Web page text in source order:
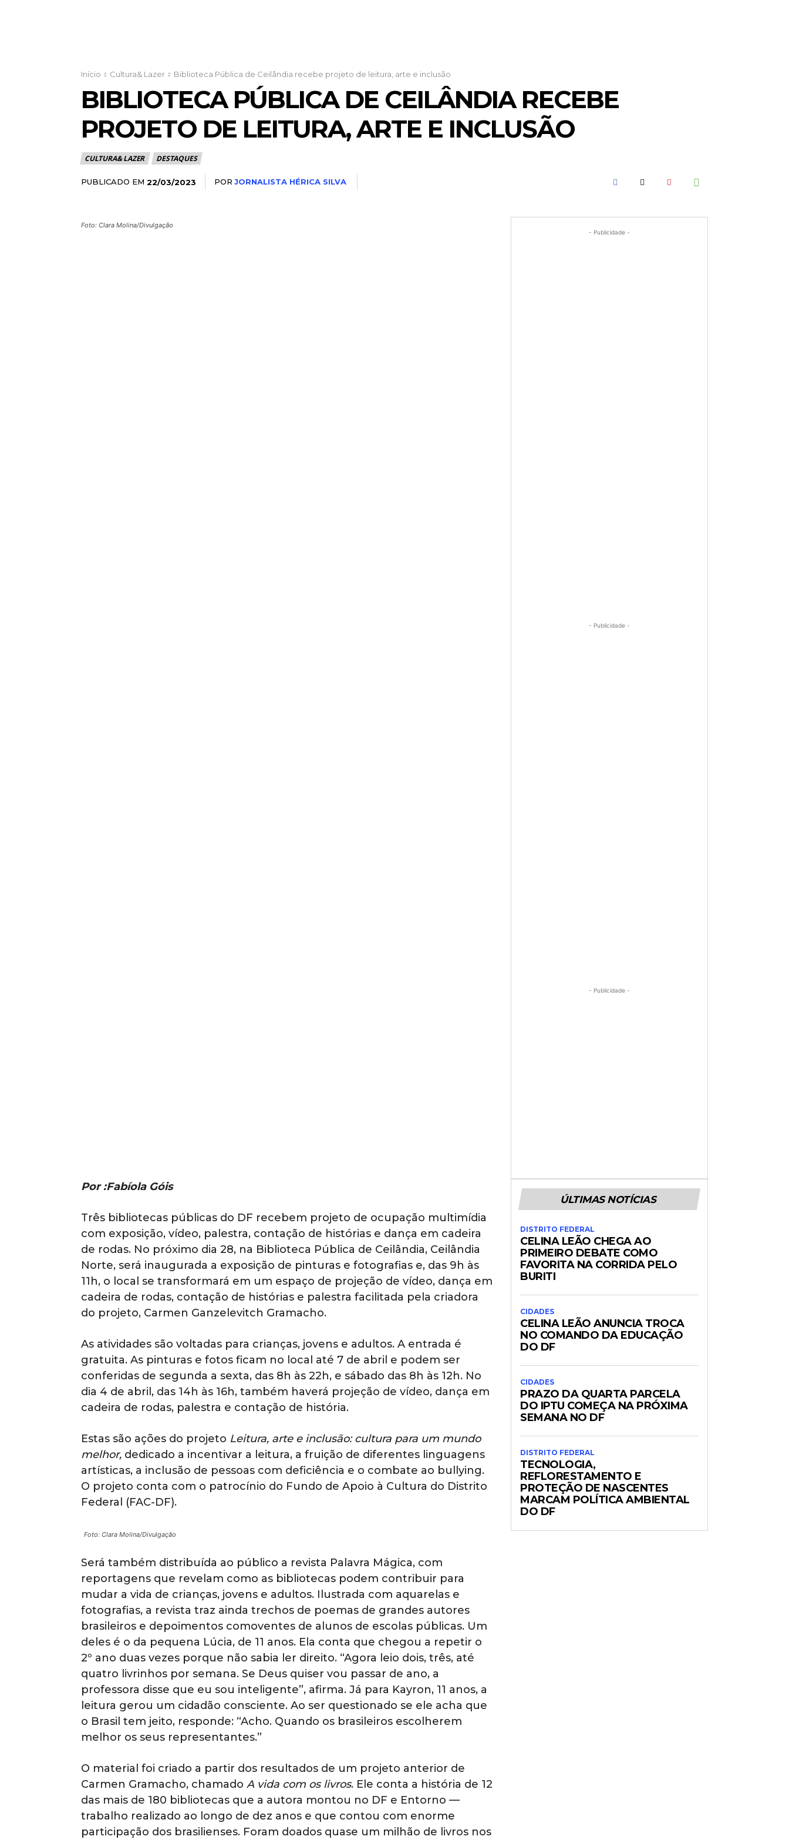
Início Cultura& Lazer Biblioteca Pública de Ceilândia recebe projeto de leitura, arte e inclusão
BIBLIOTECA PÚBLICA DE CEILÂNDIA RECEBE
PROJETO DE LEITURA, ARTE E INCLUSÃO
CULTURA& LAZER DESTAQUES
PUBLICADO EM 22/03/2023 POR JORNALISTA HÉRICA SILVA
Foto: Clara Molina/Divulgação
- Publicidade -
- Publicidade -
- Publicidade -
Por :Fabíola Góis
Três bibliotecas públicas do DF recebem projeto de ocupação multimídia
com exposição, vídeo, palestra, contação de histórias e dança em cadeira
de rodas. No próximo dia 28, na Biblioteca Pública de Ceilândia, Ceilândia
Norte, será inaugurada a exposição de pinturas e fotografias e, das 9h às
11h, o local se transformará em um espaço de projeção de vídeo, dança em
cadeira de rodas, contação de histórias e palestra facilitada pela criadora
do projeto, Carmen Ganzelevitch Gramacho.
As atividades são voltadas para crianças, jovens e adultos. A entrada é
gratuita. As pinturas e fotos ficam no local até 7 de abril e podem ser
conferidas de segunda a sexta, das 8h às 22h, e sábado das 8h às 12h. No
dia 4 de abril, das 14h às 16h, também haverá projeção de vídeo, dança em
cadeira de rodas, palestra e contação de história.
Estas são ações do projeto Leitura, arte e inclusão: cultura para um mundo
melhor, dedicado a incentivar a leitura, a fruição de diferentes linguagens
artísticas, a inclusão de pessoas com deficiência e o combate ao bullying.
O projeto conta com o patrocínio do Fundo de Apoio à Cultura do Distrito
Federal (FAC-DF).
Foto: Clara Molina/Divulgação
Será também distribuída ao público a revista Palavra Mágica, com
reportagens que revelam como as bibliotecas podem contribuir para
mudar a vida de crianças, jovens e adultos. Ilustrada com aquarelas e
fotografias, a revista traz ainda trechos de poemas de grandes autores
brasileiros e depoimentos comoventes de alunos de escolas públicas. Um
deles é o da pequena Lúcia, de 11 anos. Ela conta que chegou a repetir o
2º ano duas vezes porque não sabia ler direito. “Agora leio dois, três, até
quatro livrinhos por semana. Se Deus quiser vou passar de ano, a
professora disse que eu sou inteligente”, afirma. Já para Kayron, 11 anos, a
leitura gerou um cidadão consciente. Ao ser questionado se ele acha que
o Brasil tem jeito, responde: “Acho. Quando os brasileiros escolherem
melhor os seus representantes.”
O material foi criado a partir dos resultados de um projeto anterior de
Carmen Gramacho, chamado A vida com os livros. Ele conta a história de 12
das mais de 180 bibliotecas que a autora montou no DF e Entorno —
trabalho realizado ao longo de dez anos e que contou com enorme
participação dos brasilienses. Foram doados quase um milhão de livros nos
ÚLTIMAS NOTÍCIAS
DISTRITO FEDERAL
CELINA LEÃO CHEGA AO
PRIMEIRO DEBATE COMO
FAVORITA NA CORRIDA PELO
BURITI
CIDADES
CELINA LEÃO ANUNCIA TROCA
NO COMANDO DA EDUCAÇÃO
DO DF
CIDADES
PRAZO DA QUARTA PARCELA
DO IPTU COMEÇA NA PRÓXIMA
SEMANA NO DF
DISTRITO FEDERAL
TECNOLOGIA,
REFLORESTAMENTO E
PROTEÇÃO DE NASCENTES
MARCAM POLÍTICA AMBIENTAL
DO DF